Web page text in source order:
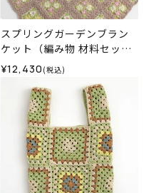
スプリングガーデンブラン
ケット（編み物 材料セッ
ト）
¥12,430 (税込)